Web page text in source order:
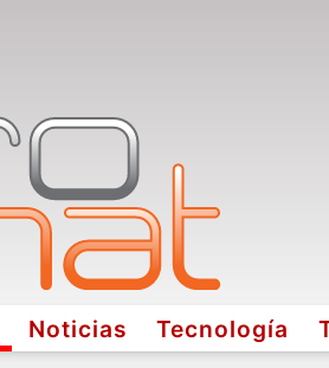
Noticias Tecnología